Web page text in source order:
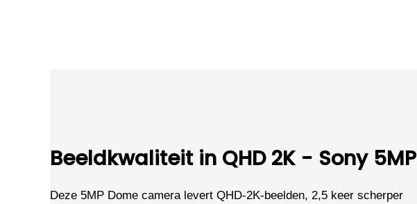
Beeldkwaliteit in QHD 2K - Sony 5MP
Deze 5MP Dome camera levert QHD-2K-beelden, 2,5 keer scherper